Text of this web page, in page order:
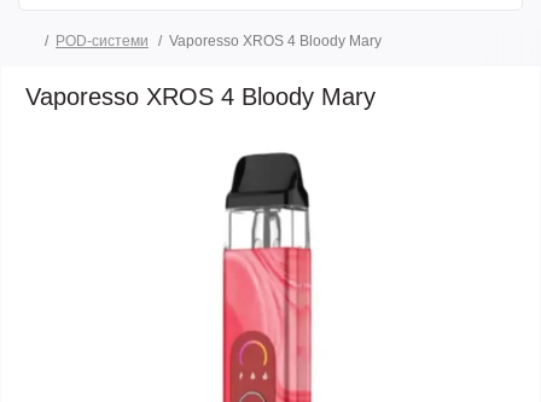
POD-системи Vaporesso XROS 4 Bloody Mary
Vaporesso XROS 4 Bloody Mary